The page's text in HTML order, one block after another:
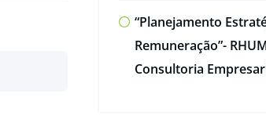
“Planejamento
Remuneração”-
Consultoria